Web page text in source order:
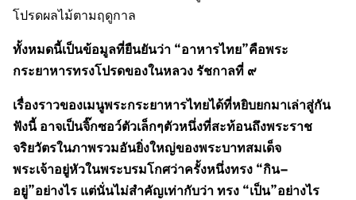
โปรดผลไม้ตามฤดูกาล
ทั้งหมดนี้เป็นข้อมูลที่ยืนยันว่า “อาหารไทย”คือพระ
กระยาหารทรงโปรดของในหลวง รัชกาลที่ ๙
เรื่องราวของเมนูพระกระยาหารไทยได้ที่หยิบยกมาเล่าสู่กัน
ฟังนี้ อาจเป็นจิ๊กซอว์ตัวเล็กๆตัวหนึ่งที่สะท้อนถึงพระราช
จริยวัตรในภาพรวมอันยิ่งใหญ่ของพระบาทสมเด็จ
พระเจ้าอยู่หัวในพระบรมโกศว่าครั้งหนึ่งทรง “กิน–
อยู่”อย่างไร แต่นั่นไม่สำคัญเท่ากับว่า ทรง “เป็น”อย่างไร